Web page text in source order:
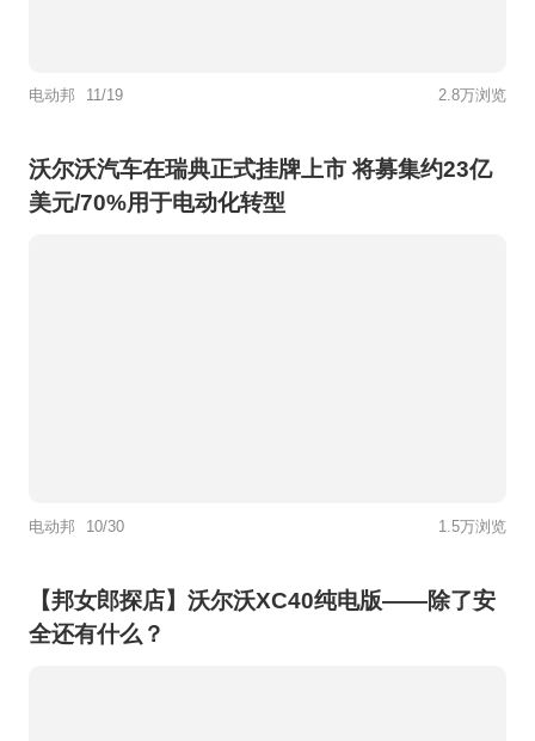
电动邦 11/19 2.8万浏览
沃尔沃汽车在瑞典正式挂牌上市 将募集约23亿
美元/70%用于电动化转型
电动邦 10/30 1.5万浏览
【邦女郎探店】沃尔沃XC40纯电版——除了安
全还有什么？